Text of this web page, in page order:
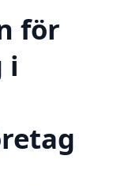
för
i